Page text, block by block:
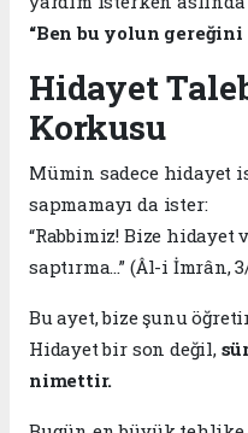
“Ben bu yolun
Hidayet
Korkusu
Mümin sadece hidayet
sapmamayı da ister:
“Rabbimiz! Bize
saptırma…” (Âl-i İmrân,
Bu ayet, bize şunu
Hidayet bir son değil,
nimettir.